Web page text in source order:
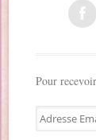
Pour
A
d